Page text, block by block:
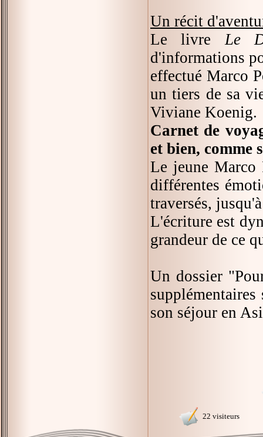
Un récit
Le livreLe
d'informations
effectué Marco
un tiers de sa
Viviane Koenig.
Carnet de
et bien,
Le jeune Marco
différentes
traversés,
L'écriture est
grandeur de ce
Un dossier
son séjour en
22 visiteurs